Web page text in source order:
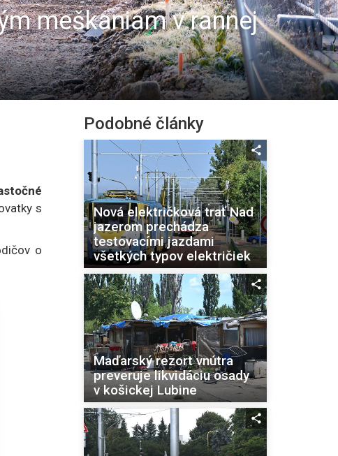
meškaniam v rannej
s
o
Podobné články
Nová električková trať Nad
jazerom prechádza
testovacími jazdami
všetkých typov električiek
Maďarský rezort vnútra
preveruje likvidáciu osady
v košickej Lubine